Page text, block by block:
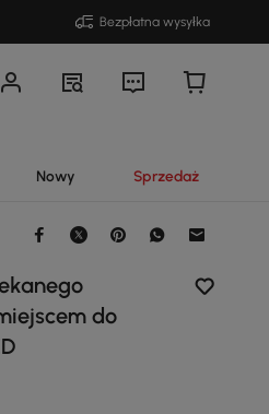
Bezpłatna wysyłka
Nowy Sprzedaż
do